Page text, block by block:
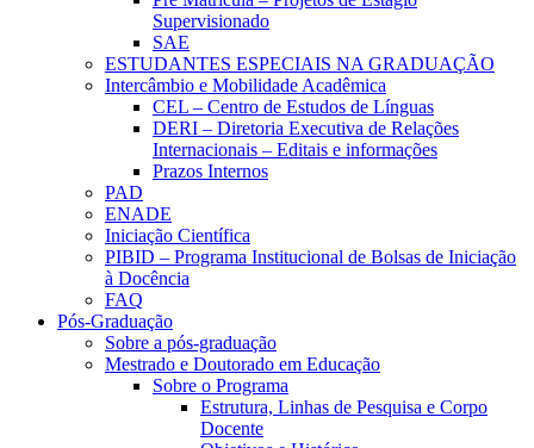
Supervisionado
SAE
ESTUDANTES ESPECIAIS NA GRADUAÇÃO
Intercâmbio e Mobilidade Acadêmica
CEL – Centro de Estudos de Línguas
DERI – Diretoria Executiva de Relações
Internacionais – Editais e informações
Prazos Internos
PAD
ENADE
Iniciação Científica
PIBID – Programa Institucional de Bolsas de Iniciação
à Docência
FAQ
Pós-Graduação
Sobre a pós-graduação
Mestrado e Doutorado em Educação
Sobre o Programa
Estrutura, Linhas de Pesquisa e Corpo
Docente